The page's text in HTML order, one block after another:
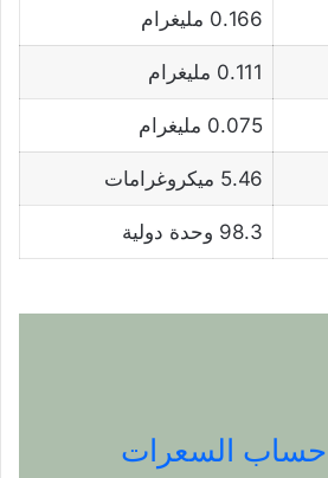
0.166 مليغرام
0.111 مليغرام
0.075 مليغرام
5.46 ميكروغرامات
98.3 وحدة دولية
حساب السعرات